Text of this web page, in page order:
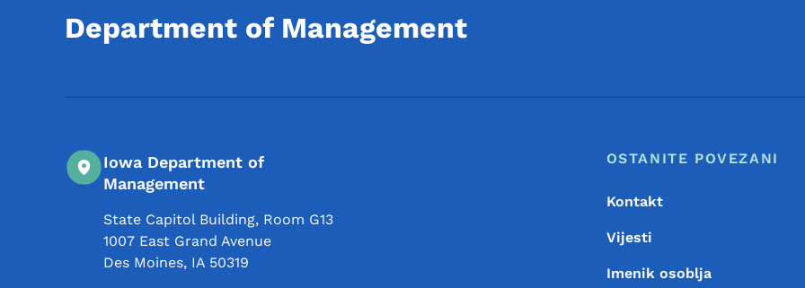
Department of Management
Iowa Department of
Management
State Capitol Building, Room G13
1007 East Grand Avenue
Des Moines, IA 50319
Meni podnožja
Footer
OSTANITE POVEZANI
Kontakt
Vijesti
Imenik osoblja